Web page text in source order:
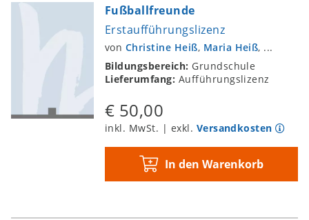
Fußballfreunde
Erstaufführungslizenz
von Christine Heiß, Maria Heiß, ...
Bildungsbereich: Grundschule
Lieferumfang: Aufführungslizenz
€ 50,00
inkl. MwSt. | exkl. Versandkosten
In den Warenkorb